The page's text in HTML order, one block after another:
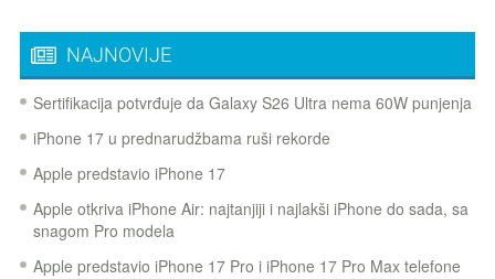
NAJNOVIJE
Sertifikacija potvrđuje da Galaxy S26 Ultra nema 60W punjenja
iPhone 17 u prednarudžbama ruši rekorde
Apple predstavio iPhone 17
Apple otkriva iPhone Air: najtanjiji i najlakši iPhone do sada, sa
snagom Pro modela
Apple predstavio iPhone 17 Pro i iPhone 17 Pro Max telefone